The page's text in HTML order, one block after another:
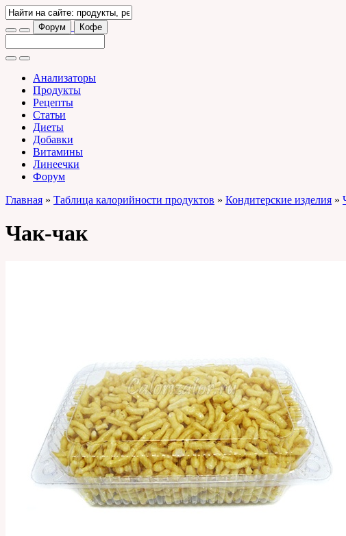
Форум Кофе
Анализаторы
Продукты
Рецепты
Статьи
Диеты
Добавки
Витамины
Линеечки
Форум
Главная » Таблица калорийности продуктов » Кондитерские изделия »
Чак-чак